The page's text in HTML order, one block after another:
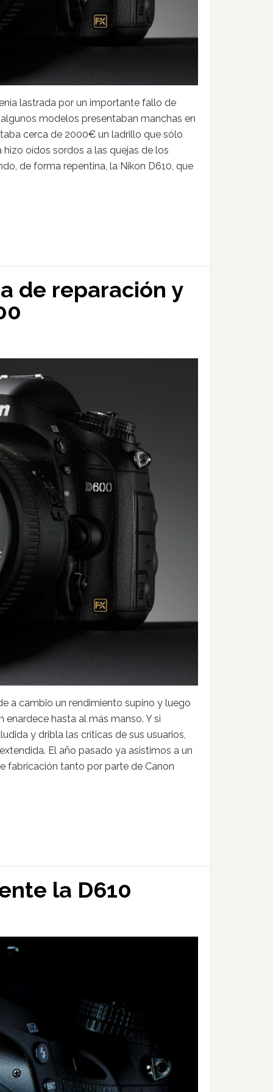
lastrada por un importante fallo de
modelos presentaban manchas en
cerca de 2000€ un ladrillo que sólo
oídos sordos a las quejas de los
de forma repentina, la Nikon D610, que
de reparación y
a cambio un rendimiento supino y luego
hasta al más manso. Y si
y dribla las críticas de sus usuarios,
El año pasado ya asistimos a un
fabricación tanto por parte de Canon
la D610